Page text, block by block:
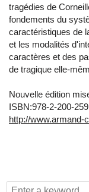
tragédies de
fondements du
caractéristiques de
et les modalités
caractères et des
de tragique elle-
Nouvelle édition
ISBN:978-2-200-
http://www.armand-